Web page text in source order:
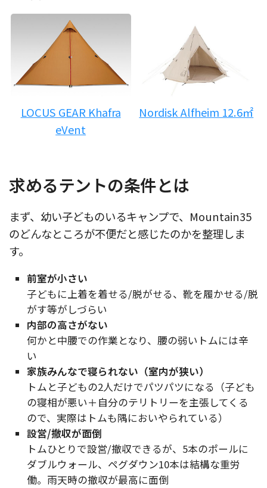
LOCUS GEAR Khafra
eVent
Nordisk Alfheim 12.6㎡
求めるテントの条件とは
まず、幼い子どものいるキャンプで、Mountain35
のどんなところが不便だと感じたのかを整理しま
す。
前室が小さい
子どもに上着を着せる/脱がせる、靴を履かせる/脱
がす等がしづらい
内部の高さがない
何かと中腰での作業となり、腰の弱いトムには辛
い
家族みんなで寝られない（室内が狭い）
トムと子どもの2人だけでパツパツになる（子ども
の寝相が悪い＋自分のテリトリーを主張してくる
ので、実際はトムも隅においやられている）
設営/撤収が面倒
トムひとりで設営/撤収できるが、5本のポールに
ダブルウォール、ペグダウン10本は結構な重労
働。雨天時の撤収が最高に面倒